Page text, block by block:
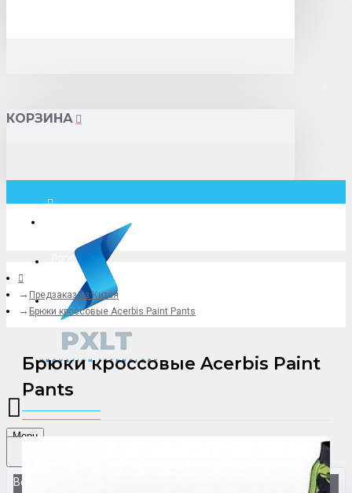
КОРЗИНА
Логин
+79775619766
Menu
Везде
Предзаказ из Китая
Брюки кроссовые Acerbis Paint Pants
Брюки кроссовые Acerbis Paint
Pants